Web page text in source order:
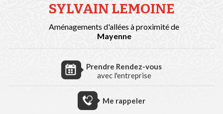
SYLVAIN LEMOINE
Aménagements d'allées à proximité de
Mayenne
Prendre Rendez-vous
avec l'entreprise
Me rappeler